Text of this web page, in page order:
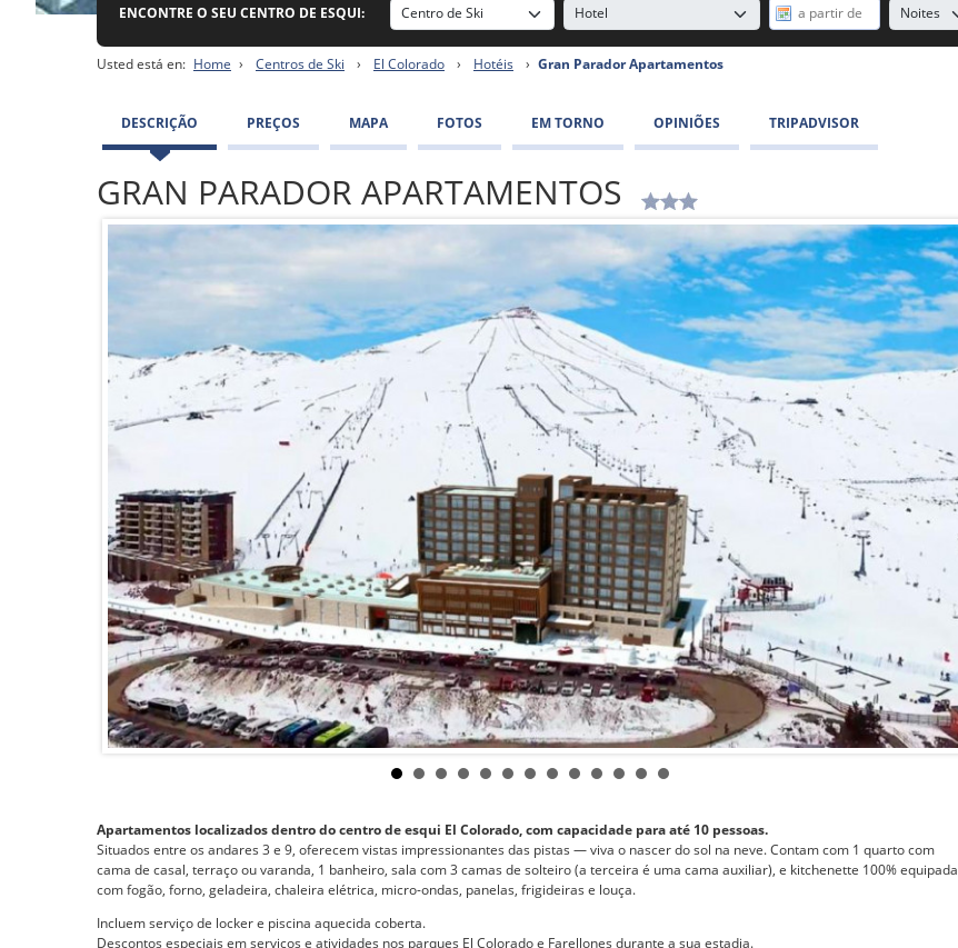
ENCONTRE O SEU CENTRO DE ESQUI:
DESCRIÇÃO PREÇOS MAPA FOTOS EM TORNO OPINIÕES TRIPADVISOR
GRAN PARADOR APARTAMENTOS
Apartamentos localizados dentro do centro de esqui El Colorado, com capacidade para até 10 pessoas.
Situados entre os andares 3 e 9, oferecem vistas impressionantes das pistas — viva o nascer do sol na neve. Contam com 1 quarto com
cama de casal, terraço ou varanda, 1 banheiro, sala com 3 camas de solteiro (a terceira é uma cama auxiliar), e kitchenette 100% equipada
com fogão, forno, geladeira, chaleira elétrica, micro-ondas, panelas, frigideiras e louça.
Incluem serviço de locker e piscina aquecida coberta.
Descontos especiais em serviços e atividades nos parques El Colorado e Farellones durante a sua estadia.
Usted está en: Home › Centros de Ski › El Colorado › Hotéis › Gran Parador Apartamentos